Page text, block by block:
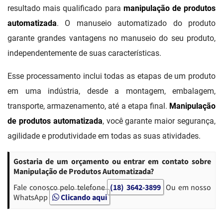
resultado mais qualificado para manipulação de produtos
automatizada. O manuseio automatizado do produto
garante grandes vantagens no manuseio do seu produto,
independentemente de suas características.
Esse processamento inclui todas as etapas de um produto
em uma indústria, desde a montagem, embalagem,
transporte, armazenamento, até a etapa final. Manipulação
de produtos automatizada, você garante maior segurança,
agilidade e produtividade em todas as suas atividades.
Gostaria de um orçamento ou entrar em contato sobre
Manipulação de Produtos Automatizada?
Fale conosco pelo telefone (18) 3642-3899 Ou em nosso
WhatsApp
Clicando aqui